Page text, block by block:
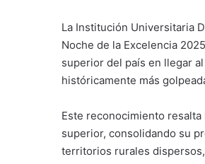
La Institución Universitaria
Noche de la Excelencia
superior del país en llegar
históricamente más
Este reconocimiento
superior, consolidando su
territorios rurales